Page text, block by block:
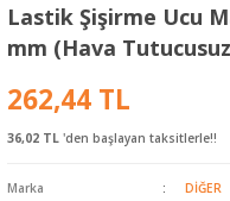
Lastik Şişirme Ucu
mm (Hava
262,44 TL
36,02 TL 'den başlayan taksitlerle!!
Marka
DİĞER